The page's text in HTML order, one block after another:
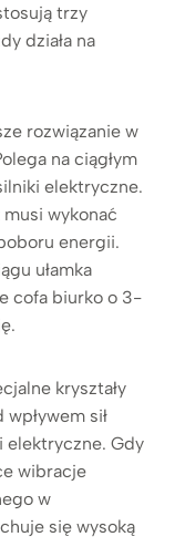
trzy
działa na
rozwiązanie w
na ciągłym
elektryczne.
wykonać
energii.
ułamka
cofa biurko o 3-
kryształy
sił
elektryczne. Gdy
wibracje
w
się wysoką